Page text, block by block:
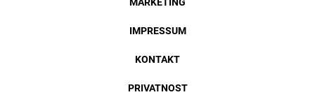
IMPRESSUM
KONTAKT
PRIVATNOST